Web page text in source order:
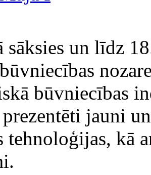
sāksies un līdz
būvniecības
jauni
tehnoloģijas, kā